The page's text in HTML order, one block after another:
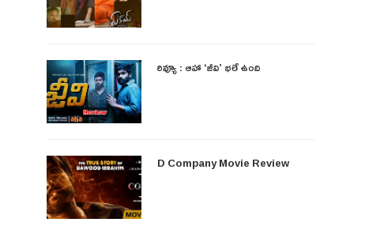
రివ్యూ : ఆహా ‘జీవి’ భలే ఉంది
D Company Movie Review